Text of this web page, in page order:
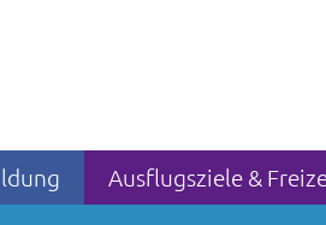
Ausflugsziele &